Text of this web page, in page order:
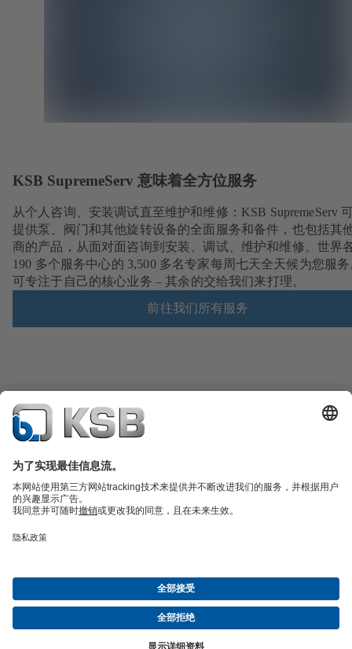
KSB SupremeServ 意味着全方位服务
从个人咨询、安装调试直至维护和维修：KSB SupremeServ
提供泵、阀门和其他旋转设备的全面服务和备件，也包括其
商的产品，从面对面咨询到安装、调试、维护和维修。世界
190 多个服务中心的 3,500 多名专家每周七天全天候为您服
可专注于自己的核心业务 – 其余的交给我们来打理。
前往我们所有服务
产品目录备件凯士比技术服务购物车
建筑技术
新闻社交媒体